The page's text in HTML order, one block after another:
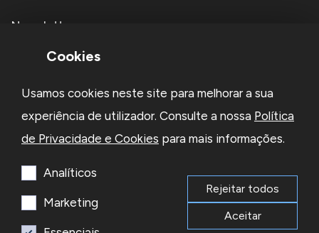
Newsletter
Li e aceito aPolítica de Privacidadee os Termos e Condições
Subscrever
Cookies
Usamos cookies neste site para melhorar a sua
experiência de utilizador. Consulte a nossa Política
de Privacidade e Cookies para mais informações.
Analíticos
Marketing
Rejeitar todos
Aceitar